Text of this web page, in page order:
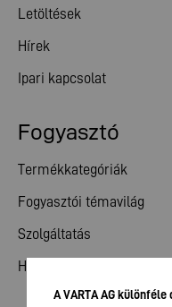
Fogyasztó
Termékkategóriák
Fogyasztói témavilág
Szolgáltatás
Hírek
Letöltések
Hírek
Ipari kapcsolat
A VARTA AG